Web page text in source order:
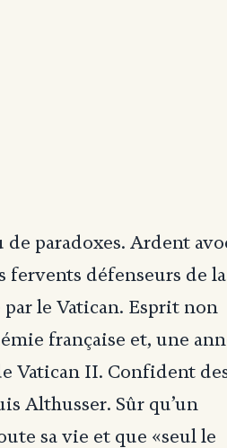
paradoxes. Ardent
fervents défenseurs de la
le Vatican. Esprit non
française et, une
Vatican II. Confident
Althusser. Sûr qu’un
sa vie et que «seul le